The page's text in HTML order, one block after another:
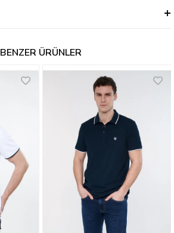
BENZER ÜRÜNLER